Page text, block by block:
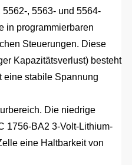
, 5563- und 5564-
in programmierbaren
Steuerungen. Diese
Kapazitätsverlust) besteht
eine stabile Spannung
Die niedrige
1756-BA2 3-Volt-Lithium-
eine Haltbarkeit von